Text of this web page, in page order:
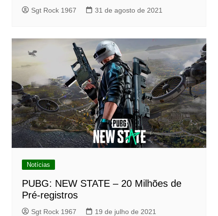
Sgt Rock 1967 31 de agosto de 2021
Notícias
PUBG: NEW STATE – 20 Milhões de
Pré-registros
Sgt Rock 1967 19 de julho de 2021